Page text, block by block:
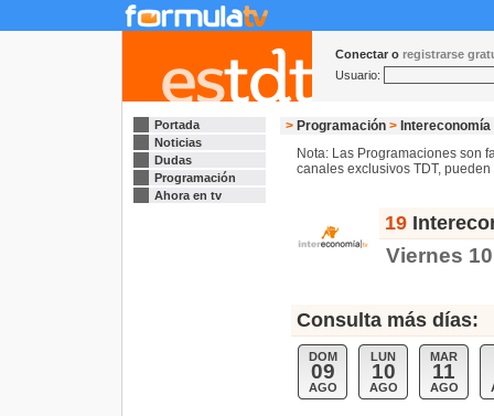
Conectar o registrarse
Usuario:
Portada
Noticias
Dudas
Programación
Ahora en tv
> Programación > Intereconomía
Nota: Las Programaciones son
canales exclusivos TDT,
19
Viernes
Consulta más días:
DOM
09
AGO
LUN
10
AGO
MAR
11
AGO